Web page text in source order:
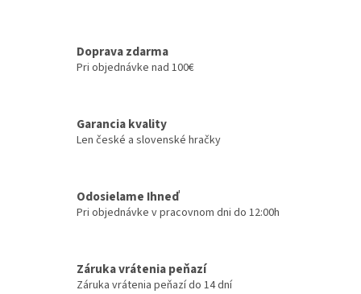
Doprava zdarma
Pri objednávke nad 100€
Garancia kvality
Len české a slovenské hračky
Odosielame Ihneď
Pri objednávke v pracovnom dni do 12:00h
Záruka vrátenia peňazí
Záruka vrátenia peňazí do 14 dní